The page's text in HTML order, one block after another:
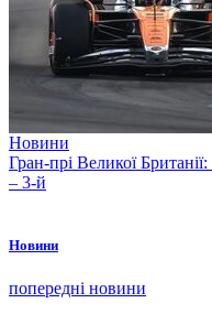
Новини
Гран-прі Великої
– 3-й
Новини
попередні новини